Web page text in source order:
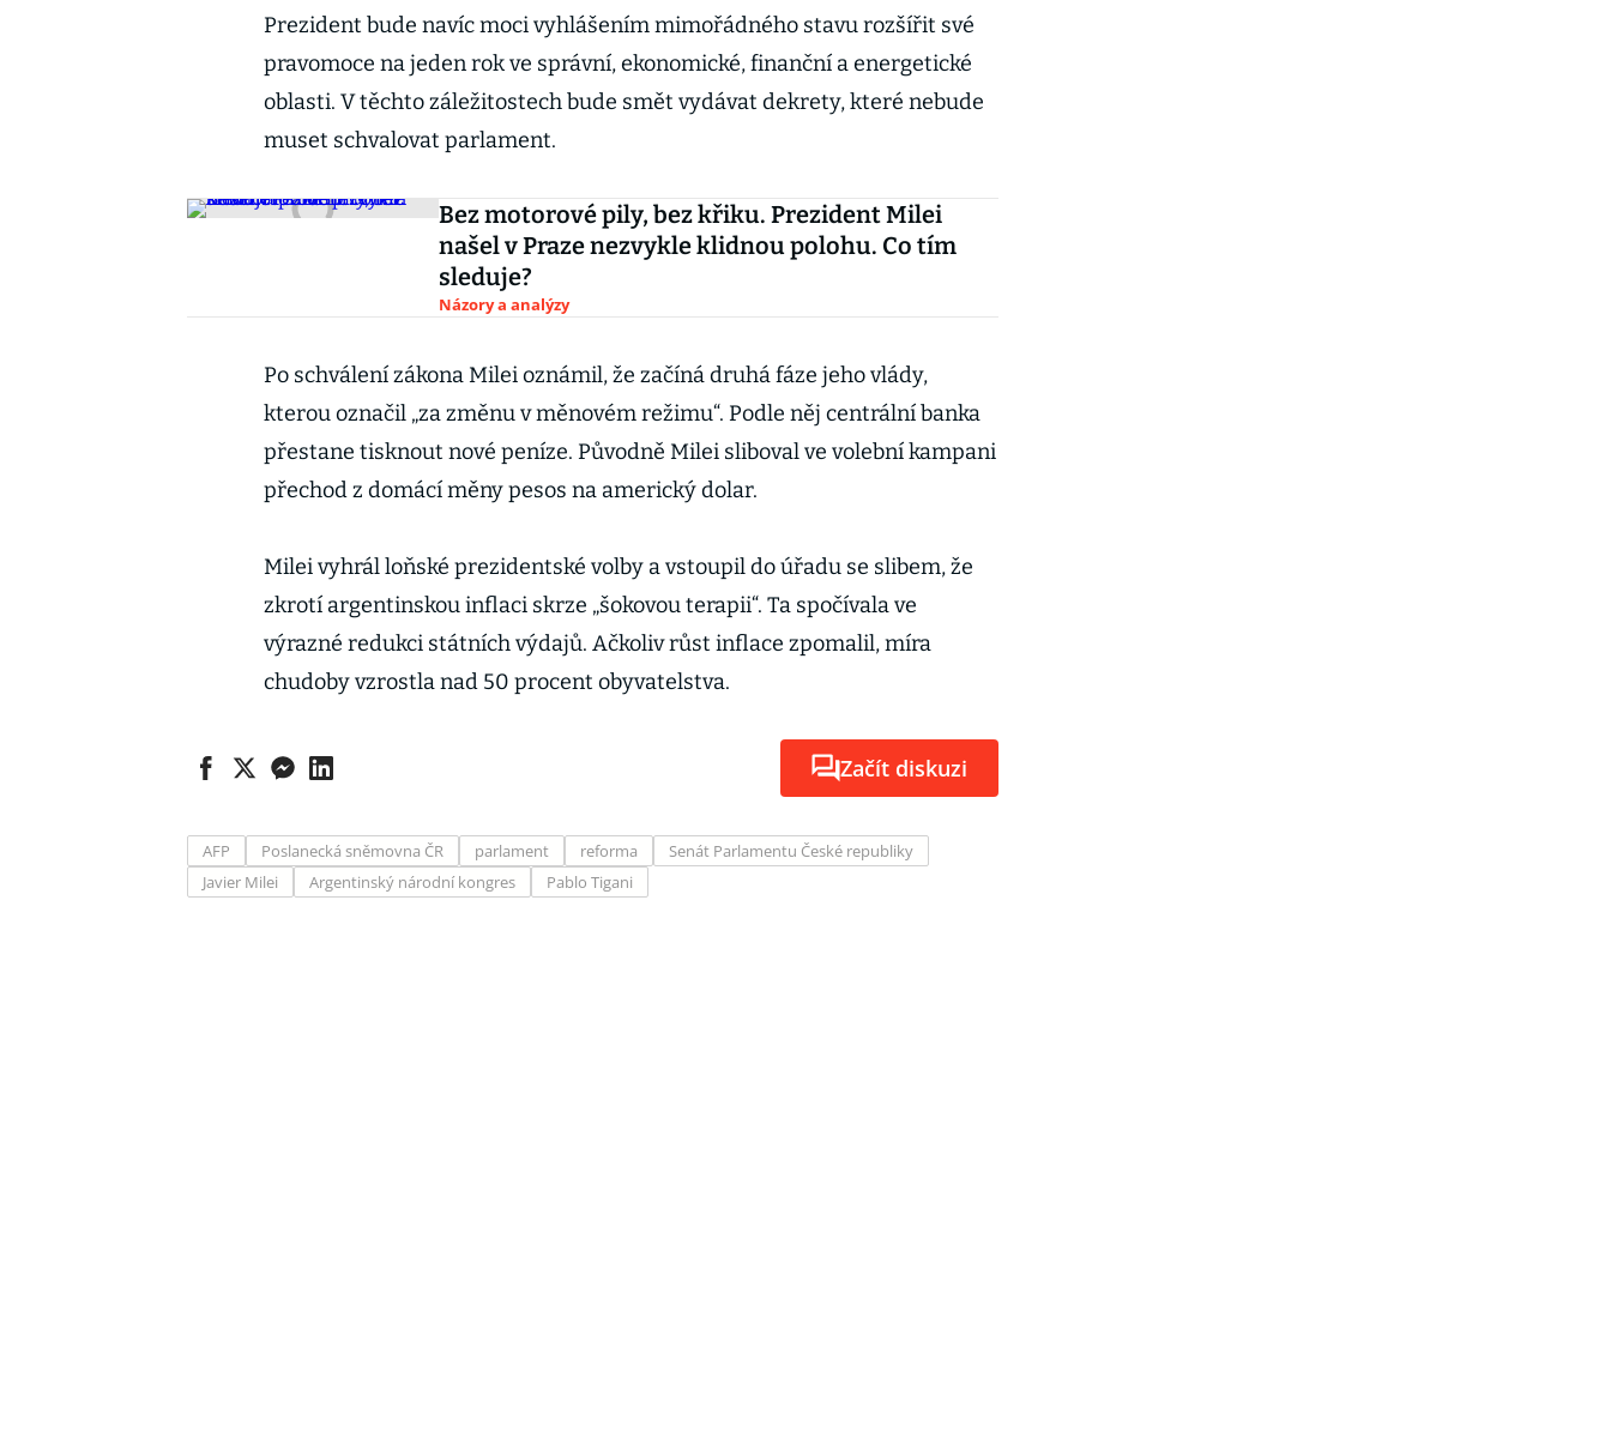
Prezident bude navíc moci vyhlášením mimořádného stavu rozšířit své
pravomoce na jeden rok ve správní, ekonomické, finanční a energetické
oblasti. V těchto záležitostech bude smět vydávat dekrety, které nebude
muset schvalovat parlament.
Bez motorové pily, bez křiku. Prezident Milei
našel v Praze nezvykle klidnou polohu. Co tím
sleduje?
Názory a analýzy
Po schválení zákona Milei oznámil, že začíná druhá fáze jeho vlády,
kterou označil „za změnu v měnovém režimu“. Podle něj centrální banka
přestane tisknout nové peníze. Původně Milei sliboval ve volební kampani
přechod z domácí měny pesos na americký dolar.
Milei vyhrál loňské prezidentské volby a vstoupil do úřadu se slibem, že
zkrotí argentinskou inflaci skrze „šokovou terapii“. Ta spočívala ve
výrazné redukci státních výdajů. Ačkoliv růst inflace zpomalil, míra
chudoby vzrostla nad 50 procent obyvatelstva.
Začít diskuzi
AFP Poslanecká sněmovna ČR parlament reforma
Senát Parlamentu České republiky
Javier Milei
Argentinský národní kongres Pablo Tigani